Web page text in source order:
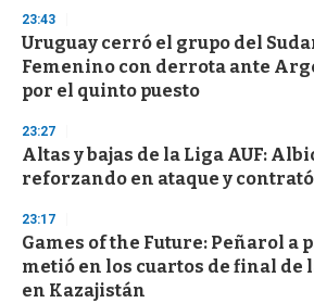
3
s
e
c
o
d
s
23:43
Uruguay cerró el grupo del
Femenino con derrota ante
por el quinto puesto
23:27
Altas y bajas de la Liga AUF:
reforzando en ataque y
23:17
Games of the Future: Peñarol a
metió en los cuartos de final de
en Kazajistán